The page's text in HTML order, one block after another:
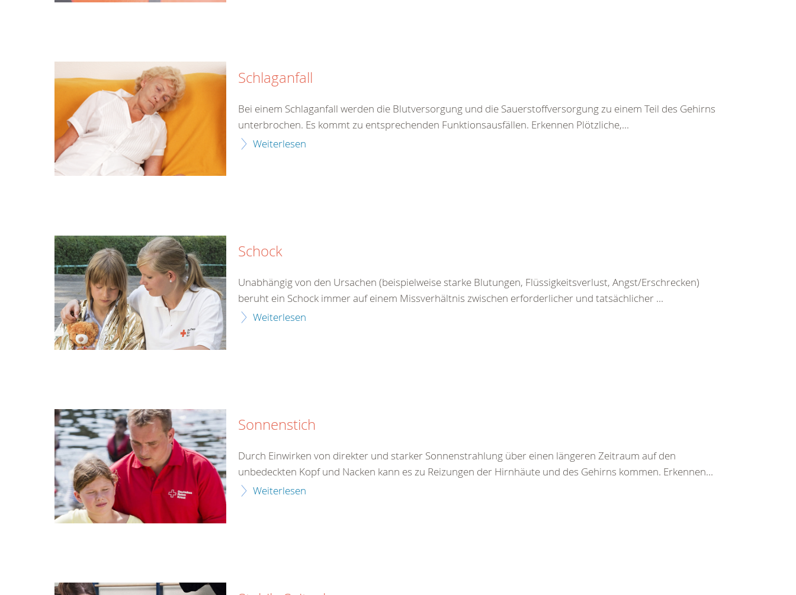
Schlaganfall
Bei einem Schlaganfall werden die Blutversorgung und die Sauerstoffversorgung zu einem Teil des Gehirns
unterbrochen. Es kommt zu entsprechenden Funktionsausfällen. Erkennen Plötzliche,...
Weiterlesen
Schock
Unabhängig von den Ursachen (beispielweise starke Blutungen, Flüssigkeitsverlust, Angst/Erschrecken)
beruht ein Schock immer auf einem Missverhältnis zwischen erforderlicher und tatsächlicher ...
Weiterlesen
Sonnenstich
Durch Einwirken von direkter und starker Sonnenstrahlung über einen längeren Zeitraum auf den
unbedeckten Kopf und Nacken kann es zu Reizungen der Hirnhäute und des Gehirns kommen. Erkennen...
Weiterlesen